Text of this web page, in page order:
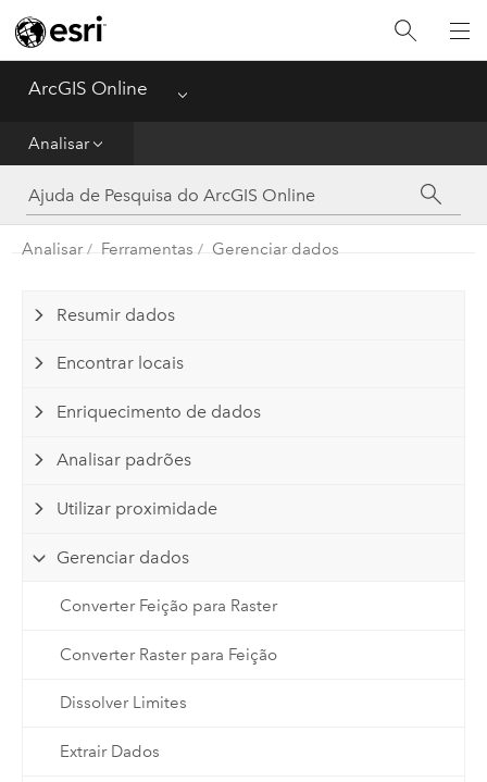
ArcGIS Online Menu
Analisar
Guia de Introdução
Criar
Analisar
Compartilhar
Gerenciar Dados
Administrador
Referência
Analisar Ferramentas Gerenciar dados
Resumir dados
Encontrar locais
Enriquecimento de dados
Analisar padrões
Utilizar proximidade
Gerenciar dados
Converter Feição para Raster
Converter Raster para Feição
Dissolver Limites
Extrair Dados